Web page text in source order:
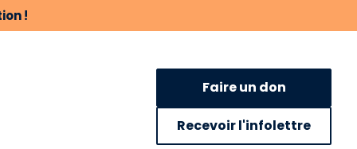
!
Faire un don
Recevoir l'infolettre